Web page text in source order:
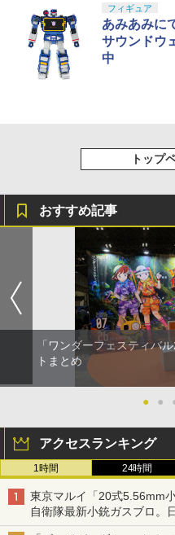
フィギュア
あみあみに
サウンドウ
中
トップ
おすすめ記事
「ワンダーフェスティバ
トまとめ
● ●
アクセスランキング
1時間 24時間
東京マルイ「20式5.56mm
自衛隊最新小銃ガスブロ。